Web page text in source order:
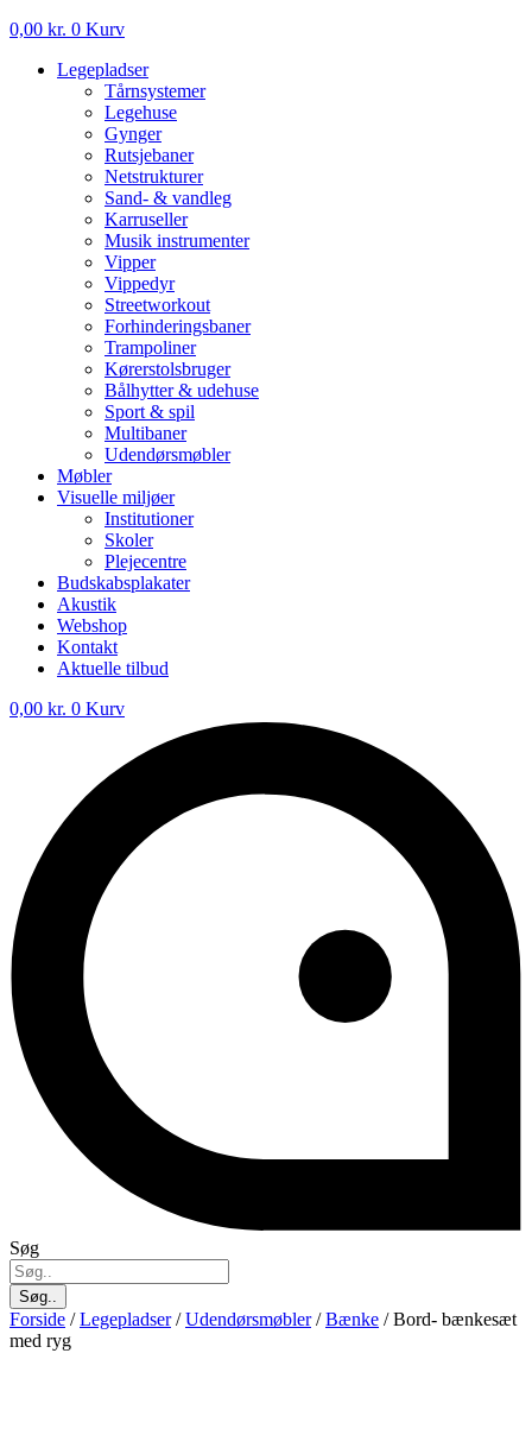
0,00 kr. 0 Kurv
Legepladser
Tårnsystemer
Legehuse
Gynger
Rutsjebaner
Netstrukturer
Sand- & vandleg
Karruseller
Musik instrumenter
Vipper
Vippedyr
Streetworkout
Forhinderingsbaner
Trampoliner
Kørerstolsbruger
Bålhytter & udehuse
Sport & spil
Multibaner
Udendørsmøbler
Møbler
Visuelle miljøer
Institutioner
Skoler
Plejecentre
Budskabsplakater
Akustik
Webshop
Kontakt
Aktuelle tilbud
0,00 kr. 0 Kurv
Søg
Søg..
Forside /Legepladser/Udendørsmøbler/Bænke / Bord- bænkesæt
med ryg